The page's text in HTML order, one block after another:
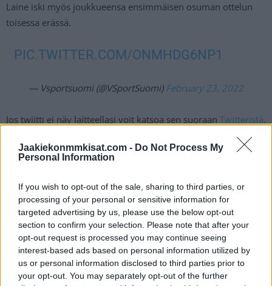
Jaakiekonmmkisat.com - Do Not Process My
Personal Information
If you wish to opt-out of the sale, sharing to third parties, or
processing of your personal or sensitive information for
targeted advertising by us, please use the below opt-out
section to confirm your selection. Please note that after your
opt-out request is processed you may continue seeing
interest-based ads based on personal information utilized by
us or personal information disclosed to third parties prior to
your opt-out. You may separately opt-out of the further
Laine iski myös joukkueensa ensimmäisen osuman ottelun
toisessa erässä.
PIC.TWITTER.COM/ONMHDG6NP1
— Vsportsuomi (@VSportSuomi) February 23, 2022
Jos twiitti ei näy laitteellasi voit katsoa sen suoraan Twitteristä.
Laineen helmikuu on ollut suorastaan hämmentävän kova.
aikana kaksi tehopistettä per peli. Seitsemään otteluun Laine
on tehnyt tehot 8+6=14. Kahdeksasta maalista kolme on
voittomaaleja, joka on eniten koko NHL:ssä.